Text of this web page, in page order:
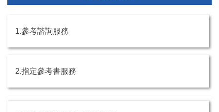
1.參考諮詢服務
2.指定參考書服務